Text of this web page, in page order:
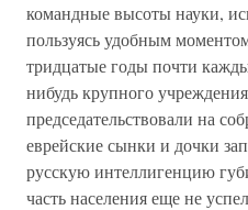
командные высоты науки,
пользуясь удобным
тридцатые годы почти
нибудь крупного
председательствовали на
еврейские сынки и дочки
русскую интеллигенцию
часть населения еще не